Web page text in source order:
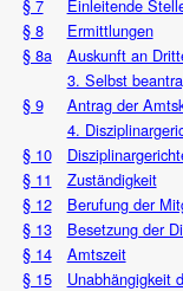
§ 7
Einleitende
§ 8
Ermittlungen
§ 8a
Auskunft an
3. Selbst
§ 9
Antrag der
4.
§ 10
§ 11
Zuständigkeit
§ 12
Berufung der
§ 13
Besetzung der
§ 14
Amtszeit
§ 15
Unabhängigkeit